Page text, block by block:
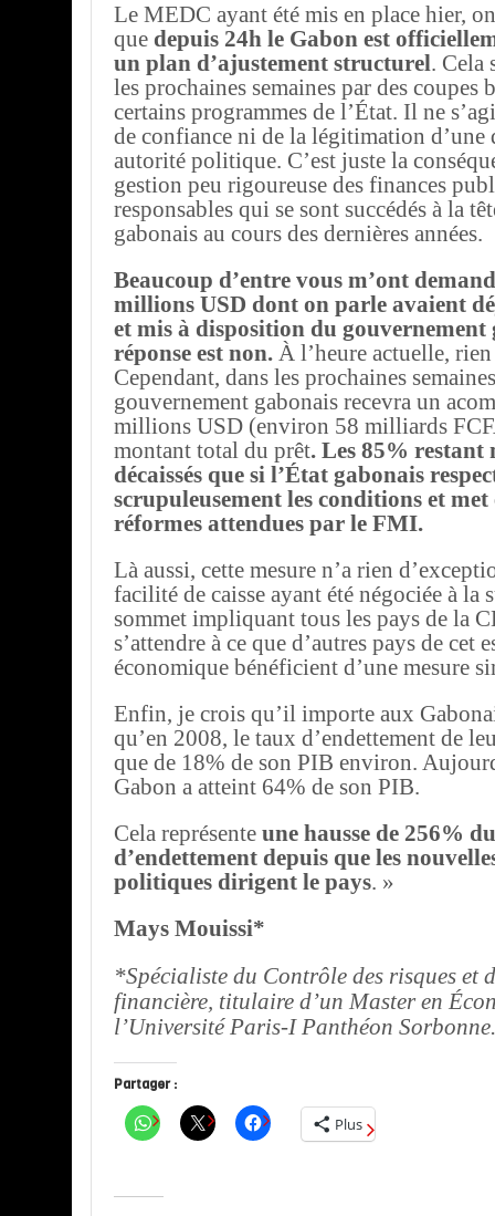
Le MEDC ayant été mis en place hier,
que depuis 24h le Gabon est
un plan d’ajustement structurel . Cela
les prochaines semaines par des coupes
certains programmes de l’État. Il ne
de confiance ni de la légitimation d’une
autorité politique. C’est juste la
gestion peu rigoureuse des finances
responsables qui se sont succédés à la
gabonais au cours des dernières années.
Beaucoup d’entre vous m’ont
millions USD dont on parle avaient
et mis à disposition du gouvernement
réponse est non. À l’heure actuelle, rien
Cependant, dans les prochaines
gouvernement gabonais recevra un
millions USD (environ 58 milliards
montant total du prêt. Les 85% restant
décaissés que si l’État gabonais
scrupuleusement les conditions et
réformes attendues par le FMI.
Là aussi, cette mesure n’a rien
facilité de caisse ayant été négociée à la
sommet impliquant tous les pays de la
s’attendre à ce que d’autres pays de cet
économique bénéficient d’une mesure
Enfin, je crois qu’il importe aux
qu’en 2008, le taux d’endettement de
que de 18% de son PIB environ.
Gabon a atteint 64% de son PIB.
Cela représente une hausse de 256%
d’endettement depuis que les
politiques dirigent le pays. »
Mays Mouissi*
*Spécialiste du Contrôle des risques et
financière, titulaire d’un Master en
l’Université Paris-I Panthéon Sorbonne.
Partager :
Plus